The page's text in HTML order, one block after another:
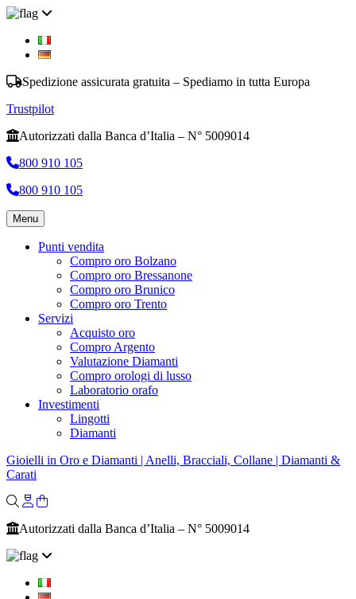
Spedizione assicurata gratuita – Spediamo in tutta Europa
Trustpilot
Autorizzati dalla Banca d’Italia – N° 5009014
800 910 105
800 910 105
Menu
Punti vendita
Compro oro Bolzano
Compro oro Bressanone
Compro oro Brunico
Compro oro Trento
Servizi
Acquisto oro
Compro Argento
Valutazione Diamanti
Compro orologi di lusso
Laboratorio orafo
Investimenti
Lingotti
Diamanti
Gioielli in Oro e Diamanti | Anelli, Bracciali, Collane | Diamanti &
Carati
Autorizzati dalla Banca d’Italia – N° 5009014